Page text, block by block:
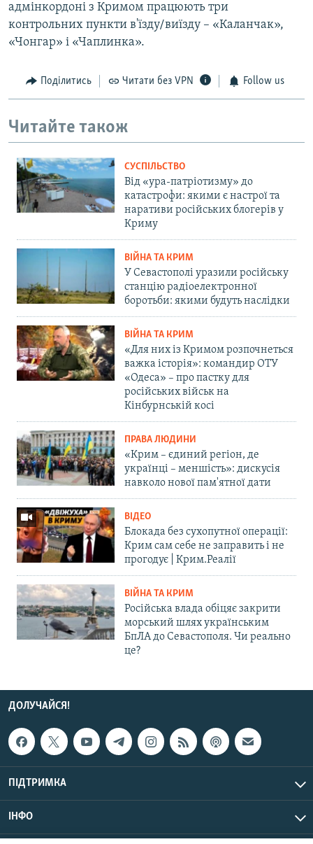
адмінкордоні з Кримом працюють три
контрольних пункти в'їзду/виїзду – «Каланчак»,
«Чонгар» і «Чаплинка».
Поділитись Читати без VPN Follow us
Читайте також
СУСПІЛЬСТВО
Від «ура-патріотизму» до
катастрофи: якими є настрої та
наративи російських блогерів у
Криму
ВІЙНА ТА КРИМ
У Севастополі уразили російську
станцію радіоелектронної
боротьби: якими будуть наслідки
ВІЙНА ТА КРИМ
«Для них із Кримом розпочнеться
важка історія»: командир ОТУ
«Одеса» – про пастку для
російських військ на
Кінбурнській косі
ПРАВА ЛЮДИНИ
«Крим – єдиний регіон, де
українці – меншість»: дискусія
навколо нової пам'ятної дати
ВІДЕО
Блокада без сухопутної операції:
Крим сам себе не заправить і не
прогодує | Крим.Реалії
ВІЙНА ТА КРИМ
Російська влада обіцяє закрити
морський шлях українським
БпЛА до Севастополя. Чи реально
це?
ДОЛУЧАЙСЯ!
ПІДТРИМКА
ІНФО